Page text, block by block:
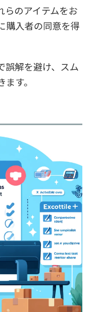
らのアイテムをお
購入者の同意を得
誤解を避け、スム
す。